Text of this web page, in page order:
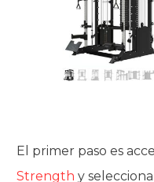
El primer paso es
Strength y